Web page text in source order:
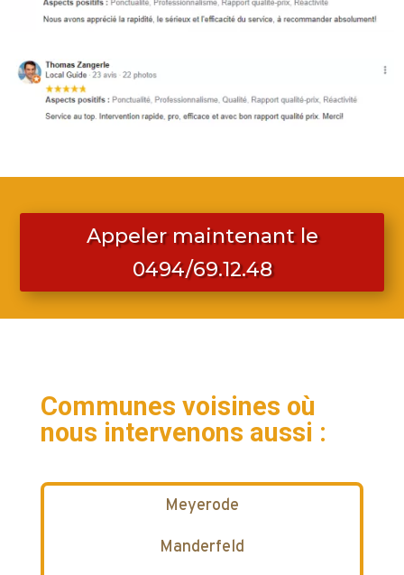
Appeler maintenant le
0494/69.12.48
Communes voisines où
nous intervenons aussi :
Meyerode
Manderfeld